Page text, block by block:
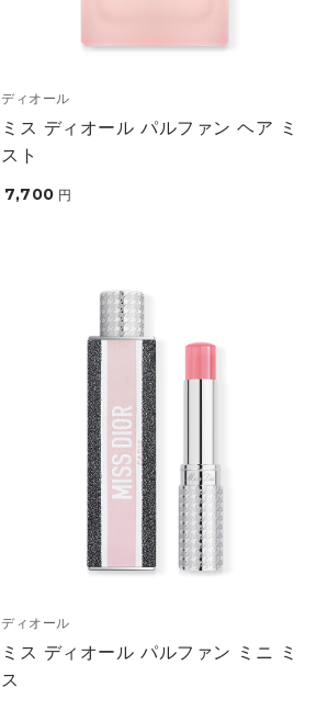
ディオール
ミス ディオール パルファン ヘア ミ
スト
7,700 円
ディオール
ミス ディオール パルファン ミニ ミ
ス